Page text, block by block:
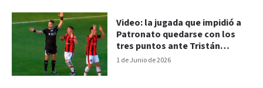
1 de Junio de 2026
Video: la jugada que impidió a
Patronato quedarse con los
tres puntos ante Tristán
Suárez